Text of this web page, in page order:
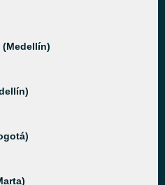
(Medellín)